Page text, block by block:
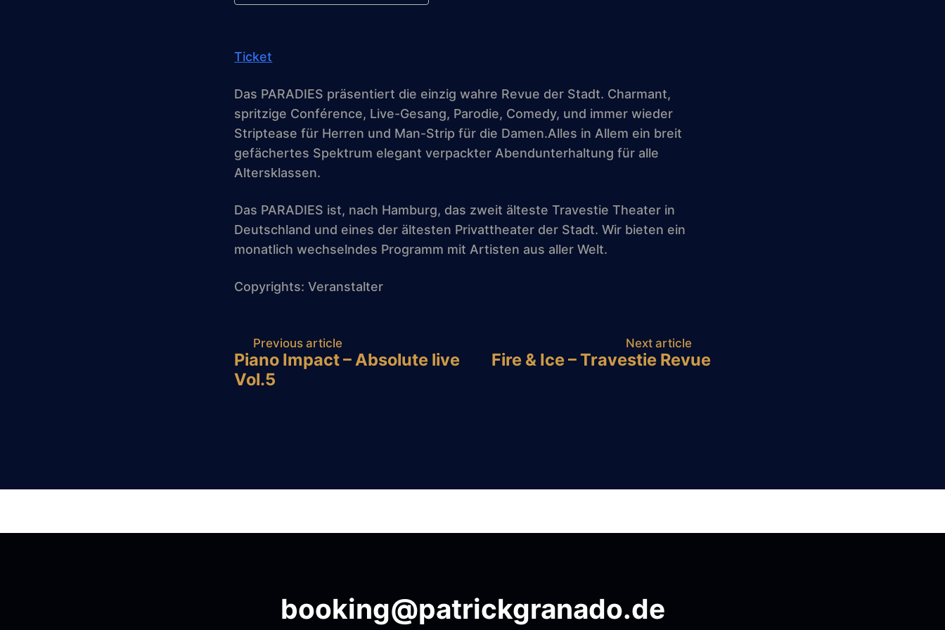
Ticket
Das PARADIES präsentiert die einzig wahre Revue der Stadt. Charmant,
spritzige Conférence, Live-Gesang, Parodie, Comedy, und immer wieder
Striptease für Herren und Man-Strip für die Damen.Alles in Allem ein breit
gefächertes Spektrum elegant verpackter Abendunterhaltung für alle
Altersklassen.
Das PARADIES ist, nach Hamburg, das zweit älteste Travestie Theater in
Deutschland und eines der ältesten Privattheater der Stadt. Wir bieten ein
monatlich wechselndes Programm mit Artisten aus aller Welt.
Copyrights: Veranstalter
Post
navigation
Previous article
Piano Impact – Absolute live
Vol.5
Next article
Fire & Ice – Travestie Revue
booking@patrickgranado.de